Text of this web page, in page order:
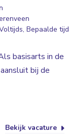
Bepaalde tijd
basisarts in de
bij de
Bekijk vacature